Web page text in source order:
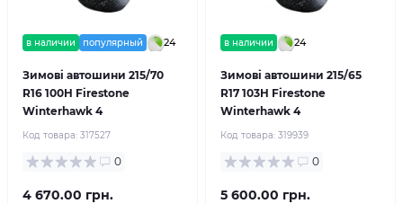
в наличии популярный 24
Зимові автошини 215/70
R16 100H Firestone
Winterhawk 4
Код товара: 317527
0
4 670.00 грн.
в наличии 24
Зимові автошини 215/65
R17 103H Firestone
Winterhawk 4
Код товара: 319939
0
5 600.00 грн.